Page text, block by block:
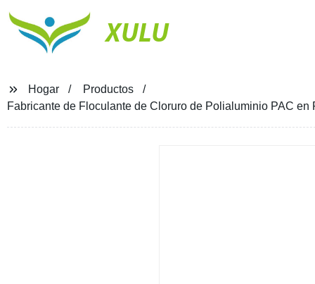
XULU
Hogar
Productos
Fabricante de Floculante de Cloruro de Polialuminio PAC